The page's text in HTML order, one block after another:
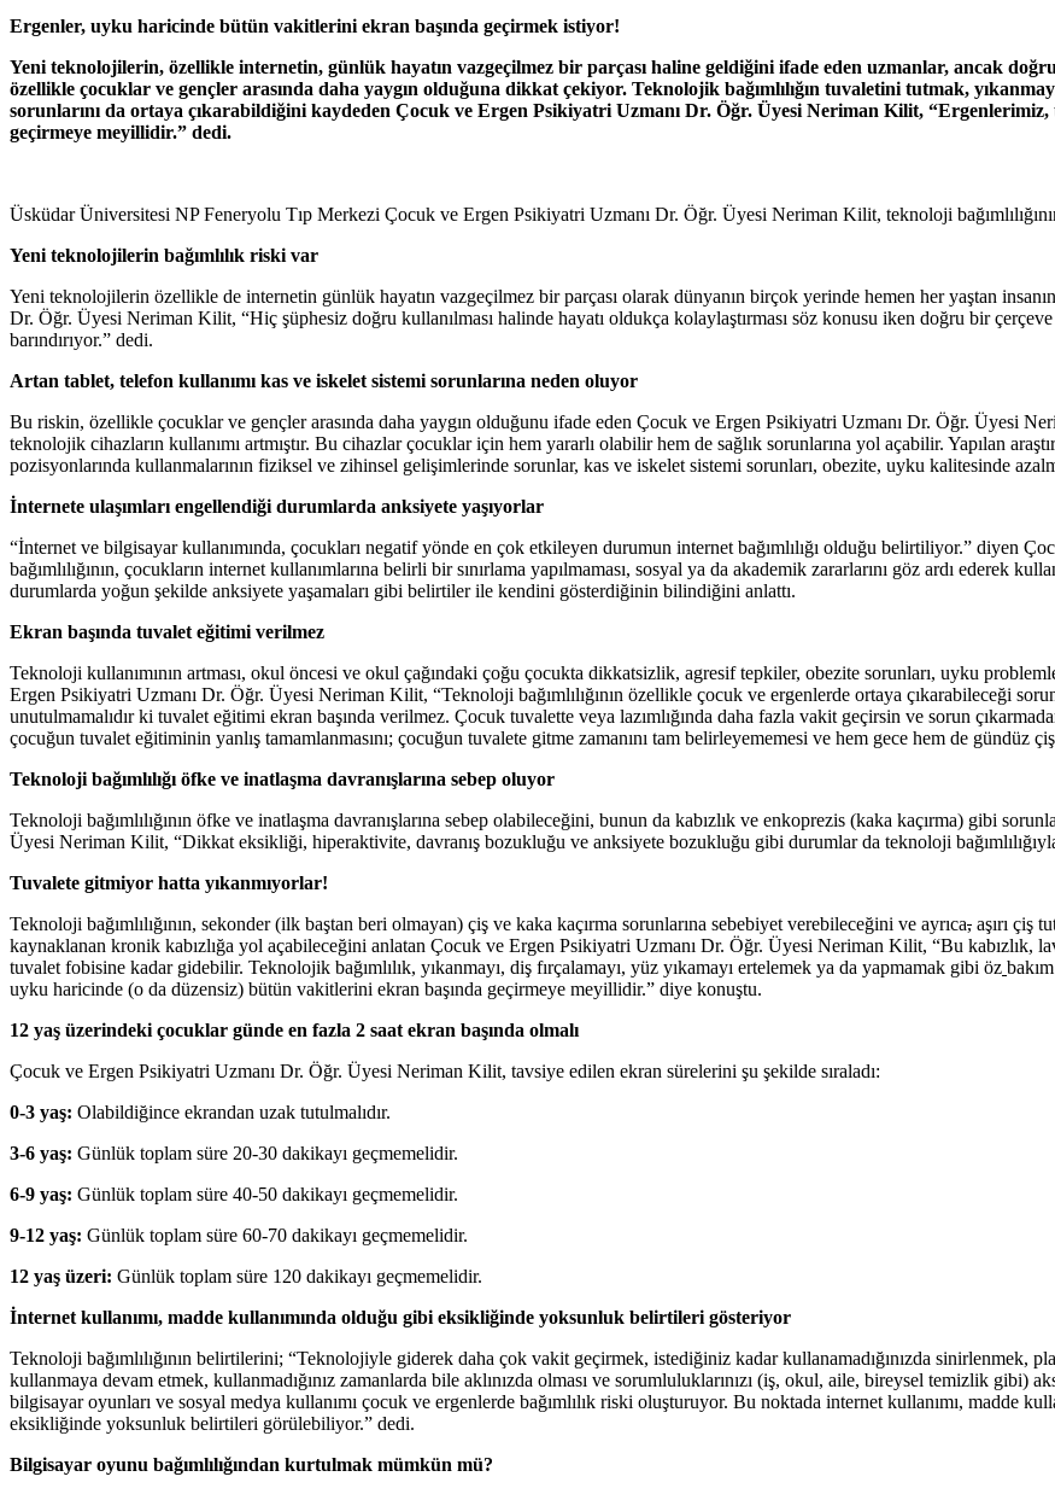
Ergenler, uyku haricinde bütün vakitlerini ekran başında geçirmek istiyor!
Yeni teknolojilerin, özellikle internetin, günlük hayatın vazgeçilmez bir parçası haline geldiğini ifade eden uzmanlar, ancak doğru
özellikle çocuklar ve gençler arasında daha yaygın olduğuna dikkat çekiyor. Teknolojik bağımlılığın tuvaletini tutmak,
sorunlarını da ortaya çıkarabildiğini kaydeden Çocuk ve Ergen Psikiyatri Uzmanı Dr. Öğr. Üyesi Neriman Kilit,
geçirmeye meyillidir.” dedi.
Üsküdar Üniversitesi NP Feneryolu Tıp Merkezi Çocuk ve Ergen Psikiyatri Uzmanı Dr. Öğr. Üyesi Neriman Kilit, teknoloji
Yeni teknolojilerin bağımlılık riski var
Yeni teknolojilerin özellikle de internetin günlük hayatın vazgeçilmez bir parçası olarak dünyanın birçok yerinde hemen her yaştan
Dr. Öğr. Üyesi Neriman Kilit, “Hiç şüphesiz doğru kullanılması halinde hayatı oldukça kolaylaştırması söz konusu iken doğru bir
barındırıyor.” dedi.
Artan tablet, telefon kullanımı kas ve iskelet sistemi sorunlarına neden oluyor
Bu riskin, özellikle çocuklar ve gençler arasında daha yaygın olduğunu ifade eden Çocuk ve Ergen Psikiyatri Uzmanı Dr. Öğr. Üyesi
teknolojik cihazların kullanımı artmıştır. Bu cihazlar çocuklar için hem yararlı olabilir hem de sağlık sorunlarına yol açabilir. Yapılan
pozisyonlarında kullanmalarının fiziksel ve zihinsel gelişimlerinde sorunlar, kas ve iskelet sistemi sorunları, obezite, uyku kalitesinde
İnternete ulaşımları engellendiği durumlarda anksiyete yaşıyorlar
“İnternet ve bilgisayar kullanımında, çocukları negatif yönde en çok etkileyen durumun internet bağımlılığı olduğu belirtiliyor.” diyen
bağımlılığının, çocukların internet kullanımlarına belirli bir sınırlama yapılmaması, sosyal ya da akademik zararlarını göz ardı ederek
durumlarda yoğun şekilde anksiyete yaşamaları gibi belirtiler ile kendini gösterdiğinin bilindiğini anlattı.
Ekran başında tuvalet eğitimi verilmez
Teknoloji kullanımının artması, okul öncesi ve okul çağındaki çoğu çocukta dikkatsizlik, agresif tepkiler, obezite sorunları, uyku
Ergen Psikiyatri Uzmanı Dr. Öğr. Üyesi Neriman Kilit, “Teknoloji bağımlılığının özellikle çocuk ve ergenlerde ortaya çıkarabileceği
unutulmamalıdır ki tuvalet eğitimi ekran başında verilmez. Çocuk tuvalette veya lazımlığında daha fazla vakit geçirsin ve sorun
çocuğun tuvalet eğitiminin yanlış tamamlanmasını; çocuğun tuvalete gitme zamanını tam belirleyememesi ve hem gece hem de gündüz
Teknoloji bağımlılığı öfke ve inatlaşma davranışlarına sebep oluyor
Teknoloji bağımlılığının öfke ve inatlaşma davranışlarına sebep olabileceğini, bunun da kabızlık ve enkoprezis (kaka kaçırma) gibi
Üyesi Neriman Kilit, “Dikkat eksikliği, hiperaktivite, davranış bozukluğu ve anksiyete bozukluğu gibi durumlar da teknoloji
Tuvalete gitmiyor hatta yıkanmıyorlar!
Teknoloji bağımlılığının, sekonder (ilk baştan beri olmayan) çiş ve kaka kaçırma sorunlarına sebebiyet verebileceğini ve ayrıca, aşırı çiş
kaynaklanan kronik kabızlığa yol açabileceğini anlatan Çocuk ve Ergen Psikiyatri Uzmanı Dr. Öğr. Üyesi Neriman Kilit, “Bu kabızlık,
tuvalet fobisine kadar gidebilir. Teknolojik bağımlılık, yıkanmayı, diş fırçalamayı, yüz yıkamayı ertelemek ya da yapmamak gibi öz
uyku haricinde (o da düzensiz) bütün vakitlerini ekran başında geçirmeye meyillidir.” diye konuştu.
12 yaş üzerindeki çocuklar günde en fazla 2 saat ekran başında olmalı
Çocuk ve Ergen Psikiyatri Uzmanı Dr. Öğr. Üyesi Neriman Kilit, tavsiye edilen ekran sürelerini şu şekilde sıraladı:
0-3 yaş: Olabildiğince ekrandan uzak tutulmalıdır.
3-6 yaş: Günlük toplam süre 20-30 dakikayı geçmemelidir.
6-9 yaş: Günlük toplam süre 40-50 dakikayı geçmemelidir.
9-12 yaş: Günlük toplam süre 60-70 dakikayı geçmemelidir.
12 yaş üzeri: Günlük toplam süre 120 dakikayı geçmemelidir.
İnternet kullanımı, madde kullanımında olduğu gibi eksikliğinde yoksunluk belirtileri gösteriyor
Teknoloji bağımlılığının belirtilerini; “Teknolojiyle giderek daha çok vakit geçirmek, istediğiniz kadar kullanamadığınızda sinirlenmek,
kullanmaya devam etmek, kullanmadığınız zamanlarda bile aklınızda olması ve sorumluluklarınızı (iş, okul, aile, bireysel temizlik
bilgisayar oyunları ve sosyal medya kullanımı çocuk ve ergenlerde bağımlılık riski oluşturuyor. Bu noktada internet kullanımı, madde
eksikliğinde yoksunluk belirtileri görülebiliyor.” dedi.
Bilgisayar oyunu bağımlılığından kurtulmak mümkün mü?